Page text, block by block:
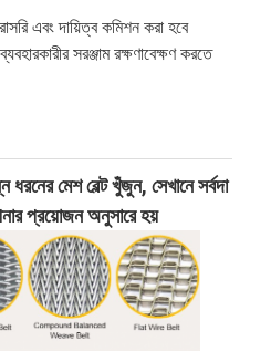
এবং দায়িত্ব কমিশন করা হবে
সরঞ্জাম রক্ষণাবেক্ষণ করতে
মেশ বেল্ট খুঁজুন, সেখানে সর্বদা
প্রয়োজন অনুসারে হয়